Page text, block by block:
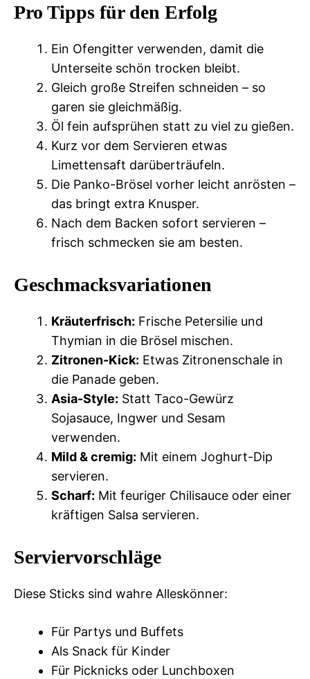
Pro Tipps für den Erfolg
Ein Ofengitter verwenden, damit die
Unterseite schön trocken bleibt.
Gleich große Streifen schneiden – so
garen sie gleichmäßig.
Öl fein aufsprühen statt zu viel zu gießen.
Kurz vor dem Servieren etwas
Limettensaft darüberträufeln.
Die Panko-Brösel vorher leicht anrösten –
das bringt extra Knusper.
Nach dem Backen sofort servieren –
frisch schmecken sie am besten.
Geschmacksvariationen
Kräuterfrisch: Frische Petersilie und
Thymian in die Brösel mischen.
Zitronen-Kick: Etwas Zitronenschale in
die Panade geben.
Asia-Style: Statt Taco-Gewürz
Sojasauce, Ingwer und Sesam
verwenden.
Mild & cremig: Mit einem Joghurt-Dip
servieren.
Scharf: Mit feuriger Chilisauce oder einer
kräftigen Salsa servieren.
Serviervorschläge
Diese Sticks sind wahre Alleskönner:
Für Partys und Buffets
Als Snack für Kinder
Für Picknicks oder Lunchboxen